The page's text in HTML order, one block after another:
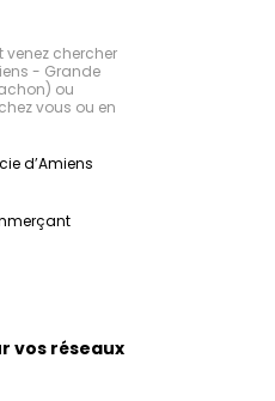
chercher
- Grande
ou
vous ou en
d’Amiens
vos réseaux